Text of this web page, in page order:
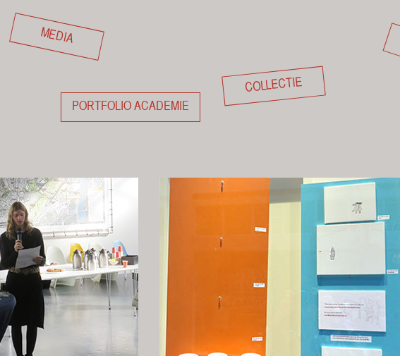
MEDIA
PORTFOLIO ACADEMIE
COLLECTIE